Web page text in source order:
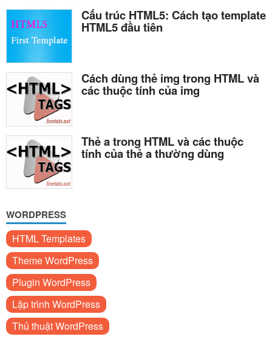
Cấu trúc HTML5: Cách tạo template
HTML5 đầu tiên
Cách dùng thẻ img trong HTML và
các thuộc tính của img
Thẻ a trong HTML và các thuộc
tính của thẻ a thường dùng
WORDPRESS
HTML Templates
Theme WordPress
Plugin WordPress
Lập trình WordPress
Thủ thuật WordPress